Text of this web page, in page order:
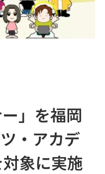
ー」を福岡
・アカデ
象に実施